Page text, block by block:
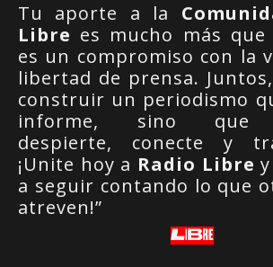
Tu aporte a la
Libre es mucho más
es un compromiso con la
libertad de prensa.
construir un periodismo
informe, sino que
despierte, conecte y
¡Unite hoy a Radio Libre
a seguir contando lo que
atreven!”